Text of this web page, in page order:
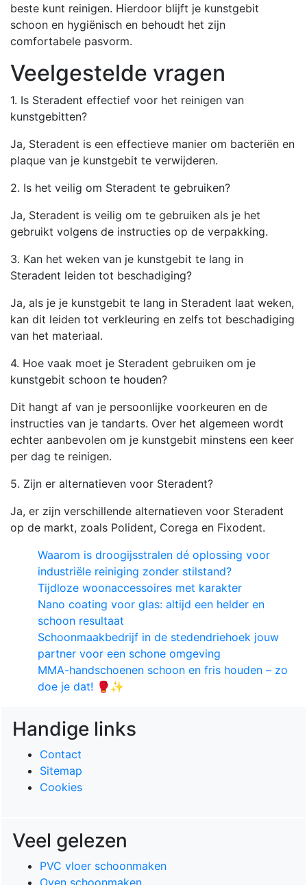
beste kunt reinigen. Hierdoor blijft je kunstgebit
schoon en hygiënisch en behoudt het zijn
comfortabele pasvorm.
Veelgestelde vragen
1. Is Steradent effectief voor het reinigen van
kunstgebitten?
Ja, Steradent is een effectieve manier om bacteriën en
plaque van je kunstgebit te verwijderen.
2. Is het veilig om Steradent te gebruiken?
Ja, Steradent is veilig om te gebruiken als je het
gebruikt volgens de instructies op de verpakking.
3. Kan het weken van je kunstgebit te lang in
Steradent leiden tot beschadiging?
Ja, als je je kunstgebit te lang in Steradent laat weken,
kan dit leiden tot verkleuring en zelfs tot beschadiging
van het materiaal.
4. Hoe vaak moet je Steradent gebruiken om je
kunstgebit schoon te houden?
Dit hangt af van je persoonlijke voorkeuren en de
instructies van je tandarts. Over het algemeen wordt
echter aanbevolen om je kunstgebit minstens een keer
per dag te reinigen.
5. Zijn er alternatieven voor Steradent?
Ja, er zijn verschillende alternatieven voor Steradent
op de markt, zoals Polident, Corega en Fixodent.
Waarom is droogijsstralen dé oplossing voor
industriële reiniging zonder stilstand?
Tijdloze woonaccessoires met karakter
Nano coating voor glas: altijd een helder en
schoon resultaat
Schoonmaakbedrijf in de stedendriehoek jouw
partner voor een schone omgeving
MMA-handschoenen schoon en fris houden – zo
doe je dat! 🥊✨
Handige links
Contact
Sitemap
Cookies
Veel gelezen
PVC vloer schoonmaken
Oven schoonmaken